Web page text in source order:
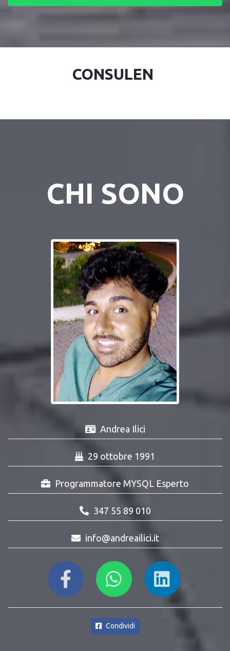
CONSULENT
CHI SONO
Andrea Ilici
29 ottobre 1991
Programmatore MYSQL Esperto
347 55 89 010
info@andreailici.it
Condividi